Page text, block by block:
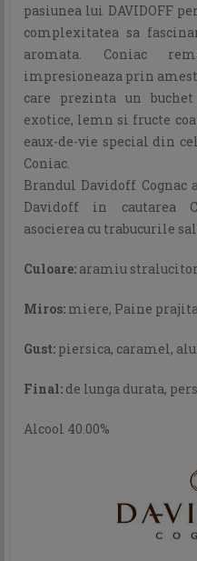
pasiunea lui DAVIDOFF
complexitatea sa
aromata. Coniac
impresioneaza prin
care prezinta un
exotice, lemn si fructe
eaux-de-vie special din
Coniac.
Brandul Davidoff Cognac
Davidoff in cautarea
asocierea cu trabucurile
Culoare: aramiu
Miros: miere, Paine
Gust: piersica, caramel,
Final: de lunga durata,
Alcool 40.00%